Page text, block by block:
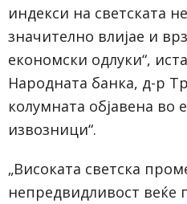
индекси на светската
значително влијае и
економски одлуки“,
Народната банка, д-р
колумната објавена во
извозници“.
„Високата светска
непредвидливост веќе